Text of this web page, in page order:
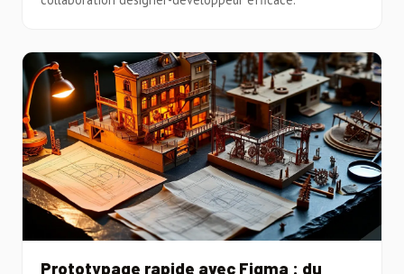
Prototypage rapide avec Figma : du